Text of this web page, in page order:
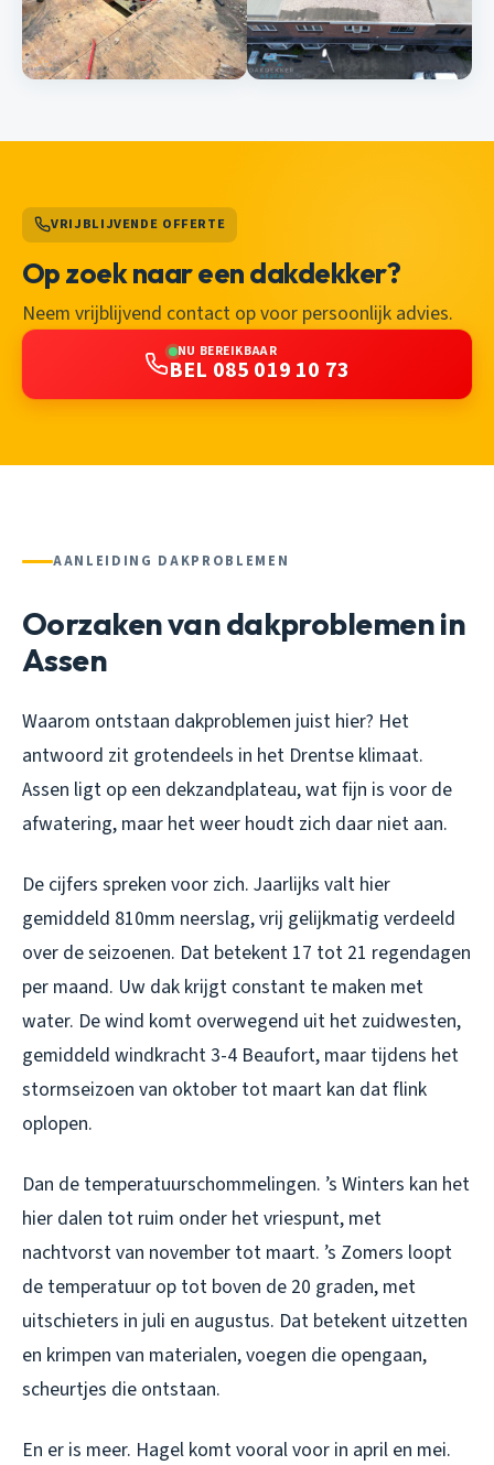
VRIJBLIJVENDE OFFERTE
Op zoek naar een dakdekker?
Neem vrijblijvend contact op voor persoonlijk advies.
NU BEREIKBAAR
BEL 085 019 10 73
AANLEIDING DAKPROBLEMEN
Oorzaken van dakproblemen in
Assen
Waarom ontstaan dakproblemen juist hier? Het
antwoord zit grotendeels in het Drentse klimaat.
Assen ligt op een dekzandplateau, wat fijn is voor de
afwatering, maar het weer houdt zich daar niet aan.
De cijfers spreken voor zich. Jaarlijks valt hier
gemiddeld 810mm neerslag, vrij gelijkmatig verdeeld
over de seizoenen. Dat betekent 17 tot 21 regendagen
per maand. Uw dak krijgt constant te maken met
water. De wind komt overwegend uit het zuidwesten,
gemiddeld windkracht 3-4 Beaufort, maar tijdens het
stormseizoen van oktober tot maart kan dat flink
oplopen.
Dan de temperatuurschommelingen. ’s Winters kan het
hier dalen tot ruim onder het vriespunt, met
nachtvorst van november tot maart. ’s Zomers loopt
de temperatuur op tot boven de 20 graden, met
uitschieters in juli en augustus. Dat betekent uitzetten
en krimpen van materialen, voegen die opengaan,
scheurtjes die ontstaan.
En er is meer. Hagel komt vooral voor in april en mei.